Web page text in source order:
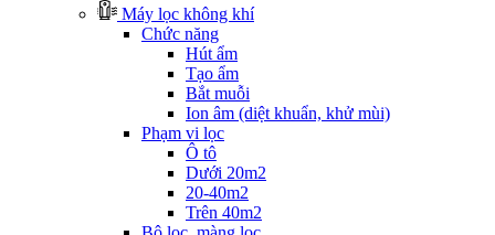
Máy lọc không khí
Chức năng
Hút ẩm
Tạo ẩm
Bắt muỗi
Ion âm (diệt khuẩn, khử mùi)
Phạm vi lọc
Ô tô
Dưới 20m2
20-40m2
Trên 40m2